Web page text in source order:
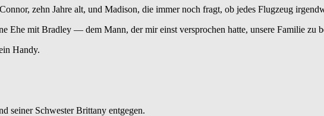
zehn Jahre alt, und Madison, die immer noch fragt, ob jedes Flugzeug
Ehe mit Bradley — dem Mann, der mir einst versprochen hatte, unsere Familie zu
Handy.
seiner Schwester Brittany entgegen.